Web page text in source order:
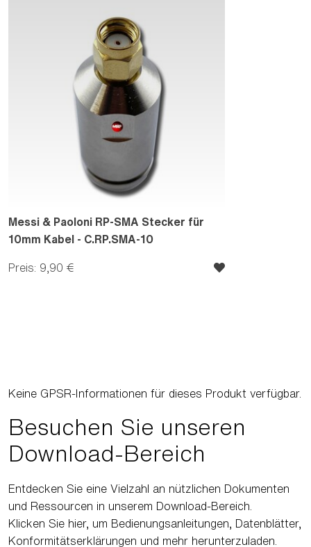
Messi & Paoloni RP-SMA Stecker für
10mm Kabel - C.RP.SMA-10
Preis: 9,90 €
Keine GPSR-Informationen für dieses Produkt verfügbar.
Besuchen Sie unseren
Download-Bereich
Entdecken Sie eine Vielzahl an nützlichen Dokumenten
und Ressourcen in unserem Download-Bereich.
Klicken Sie hier, um Bedienungsanleitungen, Datenblätter,
Konformitätserklärungen und mehr herunterzuladen.